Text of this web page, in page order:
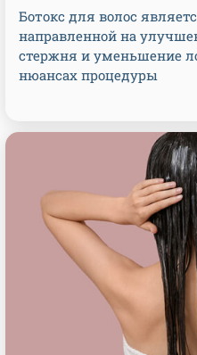
Ботокс для волос
направленной на
стержня и уменьшение
нюансах процедуры